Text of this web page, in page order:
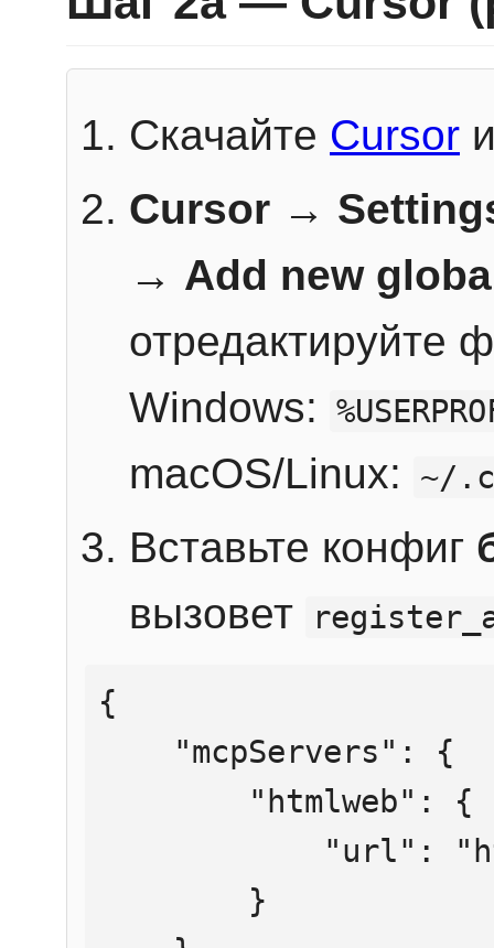
Скачайте Cursor
Cursor →
→ Add new
отредактируйте
Windows:
macOS/Linux: ~/
Вставьте конфиг
вызовет
{